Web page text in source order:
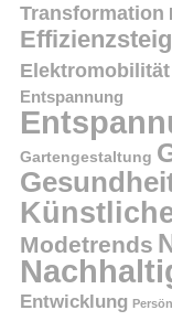
Transformation
Elektromobilität
Entspannung
Gartengestaltung
Modetrends
Entwicklung